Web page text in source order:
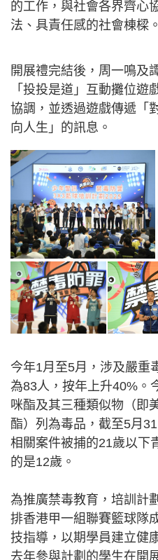
的工作，與社會各界齊心
法、具責任感的社會棟樑。
開展禮完結後，周一鳴及
「投投是道」互動攤位遊
協調，並透過遊戲傳遞「
向人生」的訊息。
今年1月至5月，涉及嚴重
為83人，按年上升40%。
咪酯及其三種類似物（即
酯）列為毒品，截至5月
相關案件被捕的21歲以下
的是12歲。
為推廣禁毒教育，培訓計
排香港甲一組聯賽籃球隊
技指導，以期學員建立健
去年參與計劃的學生在開